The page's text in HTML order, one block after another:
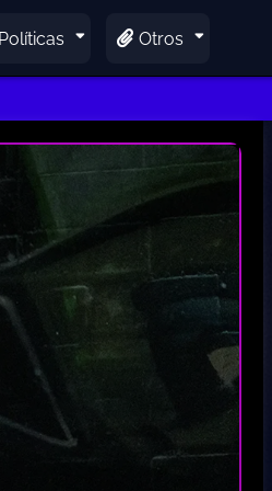
Políticas Otros